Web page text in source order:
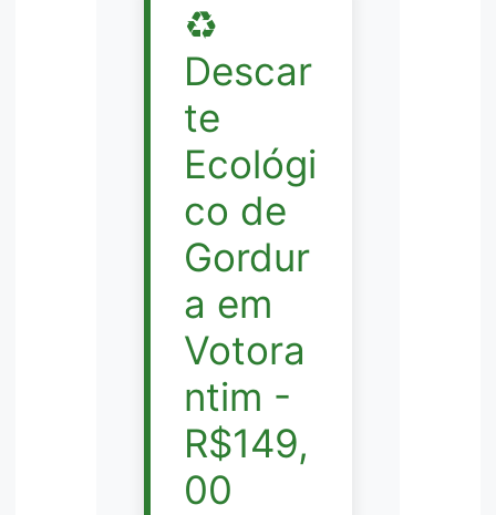
♻️
Descar
te
Ecológi
co de
Gordur
a em
Votora
ntim -
R$149,
00